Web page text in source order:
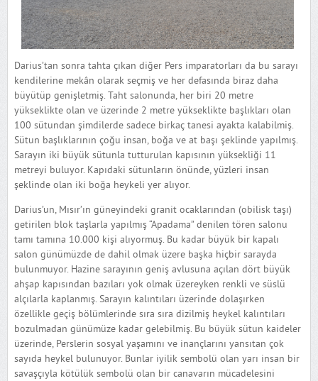
Darius’tan sonra tahta çıkan diğer Pers imparatorları da bu sarayı
kendilerine mekân olarak seçmiş ve her defasında biraz daha
büyütüp genişletmiş. Taht salonunda, her biri 20 metre
yükseklikte olan ve üzerinde 2 metre yükseklikte başlıkları olan
100 sütundan şimdilerde sadece birkaç tanesi ayakta kalabilmiş.
Sütun başlıklarının çoğu insan, boğa ve at başı şeklinde yapılmış.
Sarayın iki büyük sütunla tutturulan kapısının yüksekliği 11
metreyi buluyor. Kapıdaki sütunların önünde, yüzleri insan
şeklinde olan iki boğa heykeli yer alıyor.
Darius’un, Mısır’ın güneyindeki granit ocaklarından (obilisk taşı)
getirilen blok taşlarla yapılmış “Apadama” denilen tören salonu
tamı tamına 10.000 kişi alıyormuş. Bu kadar büyük bir kapalı
salon günümüzde de dahil olmak üzere başka hiçbir sarayda
bulunmuyor. Hazine sarayının geniş avlusuna açılan dört büyük
ahşap kapısından bazıları yok olmak üzereyken renkli ve süslü
alçılarla kaplanmış. Sarayın kalıntıları üzerinde dolaşırken
özellikle geçiş bölümlerinde sıra sıra dizilmiş heykel kalıntıları
bozulmadan günümüze kadar gelebilmiş. Bu büyük sütun kaideler
üzerinde, Perslerin sosyal yaşamını ve inançlarını yansıtan çok
sayıda heykel bulunuyor. Bunlar iyilik sembolü olan yarı insan bir
savaşçıyla kötülük sembolü olan bir canavarın mücadelesini